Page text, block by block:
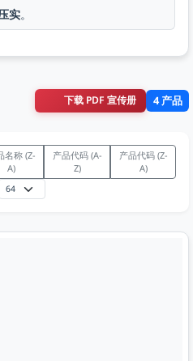
实。
下载 PDF 宣传册 4 产品
名称 (Z-
A)
产品代码 (A-
Z)
产品代码 (Z-
A)